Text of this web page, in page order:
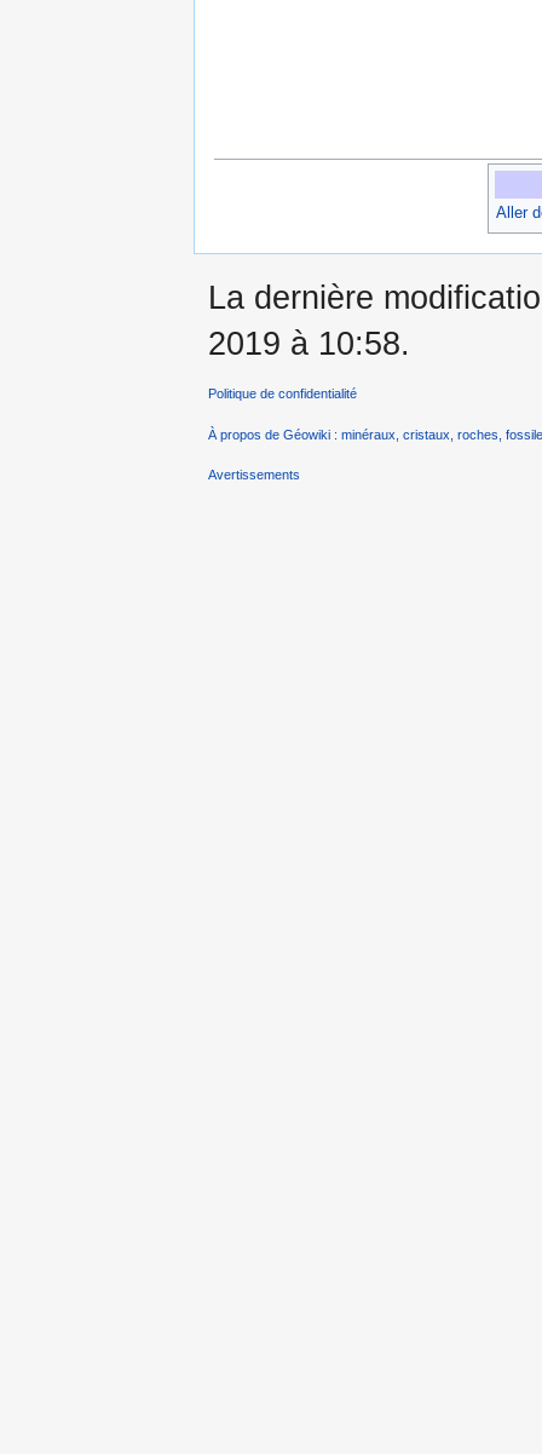
Aller
La dernière
2019 à 10:58.
Politique de confidentialité
À propos de Géowiki : minéraux, cristaux, roches,
Avertissements